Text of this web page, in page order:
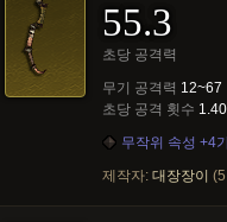
55.3
초당 공격력
무기 공격력 12~67
초당 공격 횟수 1.40
무작위 속성 +4
제작자: 대장장이